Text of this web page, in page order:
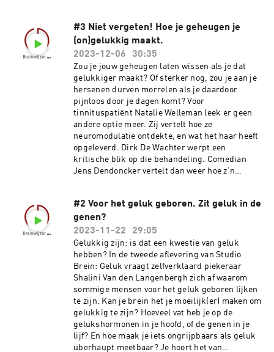
artikel: Reiter, C., & Wilz, G. (2015). Resource
diary: A positive writing intervention for
promoting well-being and preventing
Positive Psychology, 1-10.
docent Sociale en Positieve Psychologie Griet
Van Vaerenbergh, geluksprofessor Leo
Bormans, neuroloog Dirk Nuytten, psychiater
Dirk De Wachter, psychomotorisch therapeut
Tessa De Schipper en comedian Jens
Dendoncker. Over Breinwijzer vzw Breinwijzer
vzw vindt het belangrijk dat wetenschappelijk
onderzoek op een toegankelijke manier
uitgelegd wordt, en verbindt
hersenwetenschappers met het ruime publiek.
Met evenementen, gespreksavonden, een
Breinfestival, een lessenpakket en dus ook een
podcast — Studio Brein. Wil je kijken of onze
#3 Niet vergeten! Hoe je geheugen je
(on)gelukkig maakt.
2023-12-06
30:35
Zou je jouw geheugen laten wissen als je dat
gelukkiger maakt? Of sterker nog, zou je aan je
hersenen durven morrelen als je daardoor
pijnloos door je dagen komt? Voor
tinnituspatiënt Natalie Welleman leek er geen
andere optie meer. Zij vertelt hoe ze
neuromodulatie ontdekte, en wat het haar heeft
opgeleverd. Dirk De Wachter werpt een
kritische blik op die behandeling. Comedian
Jens Dendoncker vertelt dan weer hoe z’n
noodzakelijk. Hoe draagt ons geheugen bij aan
ons geluk? Kunnen we onszelf gelukkig denken,
of vergeten? En hoe ver ga je om het geluk te
vinden, als het misloopt in je hersenen? Je
hoort het in deze aflevering van Studio Brein:
Geluk uit de mond van experten Tom Beckers,
Griet Van Vaerenbergh, Dirk De Wachter,Dirk
Nuytten en Dirk De Ridder. Over Breinwijzer
vzw Breinwijzer vzw vindt het belangrijk dat
wetenschappelijk onderzoek op een
toegankelijke manier uitgelegd wordt, en
verbindt hersenwetenschappers met het ruime
publiek. Met evenementen, gespreksavonden,
#2 Voor het geluk geboren. Zit geluk in de
genen?
2023-11-22
29:05
Gelukkig zijn: is dat een kwestie van geluk
hebben? In de tweede aflevering van Studio
Brein: Geluk vraagt zelfverklaard piekeraar
Shalini Van den Langenbergh zich af waarom
sommige mensen voor het geluk geboren lijken
te zijn. Kan je brein het je moeilijk(er) maken om
gelukkig te zijn? Hoeveel vat heb je op de
gelukshormonen in je hoofd, of de genen in je
lijf? En hoe maak je iets ongrijpbaars als geluk
überhaupt meetbaar? Je hoort het van